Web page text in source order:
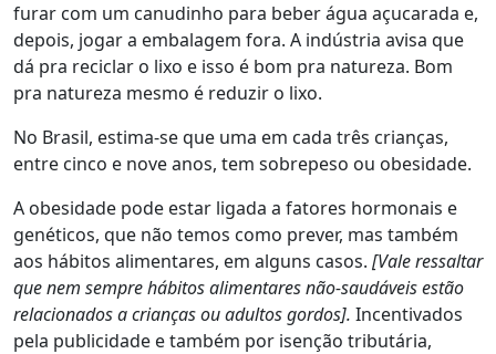
furar com um canudinho para beber água açucarada e,
depois, jogar a embalagem fora. A indústria avisa que
dá pra reciclar o lixo e isso é bom pra natureza. Bom
pra natureza mesmo é reduzir o lixo.
No Brasil, estima-se que uma em cada três crianças,
entre cinco e nove anos, tem sobrepeso ou obesidade.
A obesidade pode estar ligada a fatores hormonais e
genéticos, que não temos como prever, mas também
aos hábitos alimentares, em alguns casos. [Vale ressaltar
que nem sempre hábitos alimentares não-saudáveis estão
relacionados a crianças ou adultos gordos]. Incentivados
pela publicidade e também por isenção tributária,